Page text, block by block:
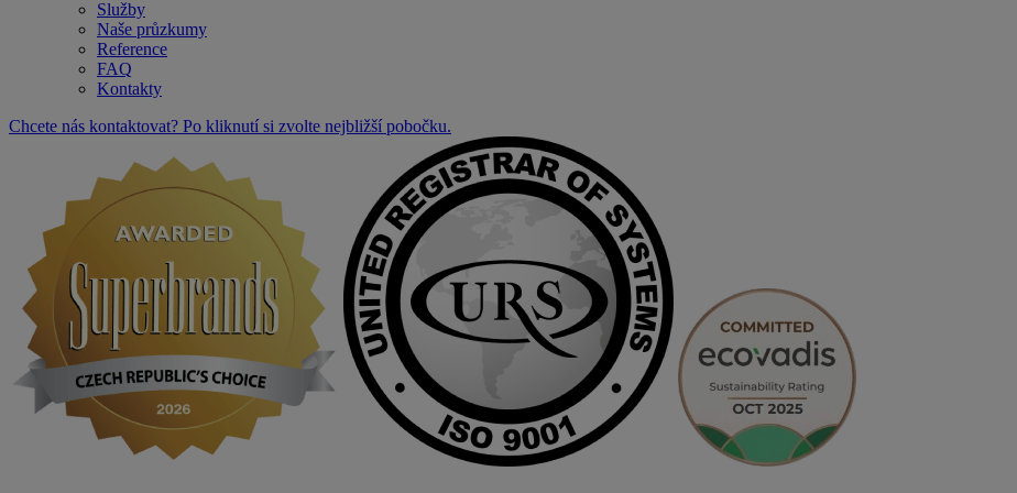
Služby
Naše průzkumy
Reference
FAQ
Kontakty
Chcete nás kontaktovat? Po kliknutí si zvolte nejbližší pobočku.